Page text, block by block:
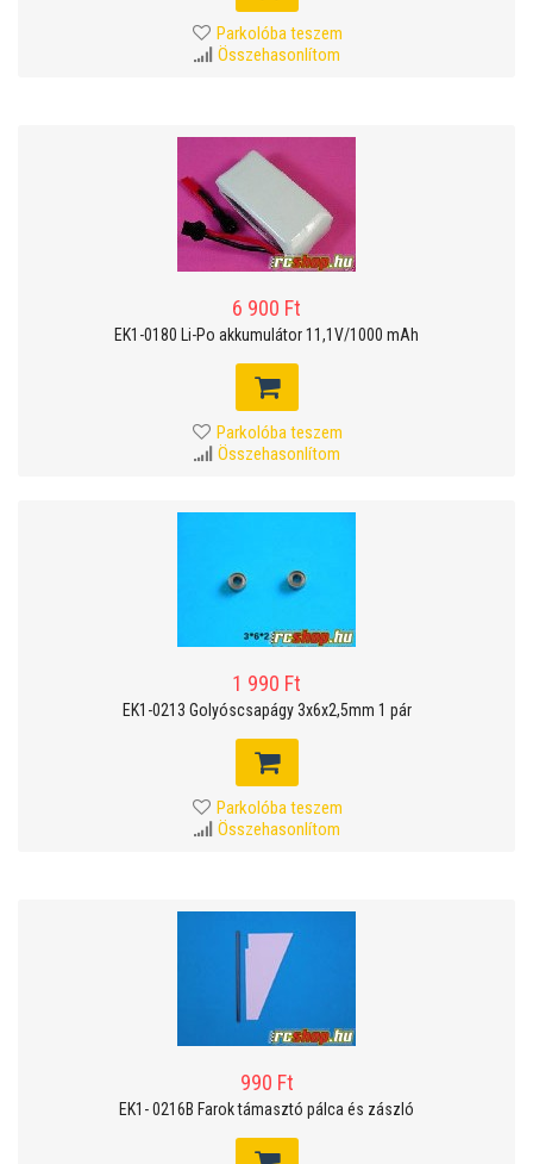
Parkolóba teszem
Összehasonlítom
6 900 Ft
EK1-0180 Li-Po akkumulátor 11,1V/1000 mAh
Parkolóba teszem
Összehasonlítom
1 990 Ft
EK1-0213 Golyóscsapágy 3x6x2,5mm 1 pár
Parkolóba teszem
Összehasonlítom
990 Ft
EK1- 0216B Farok támasztó pálca és zászló